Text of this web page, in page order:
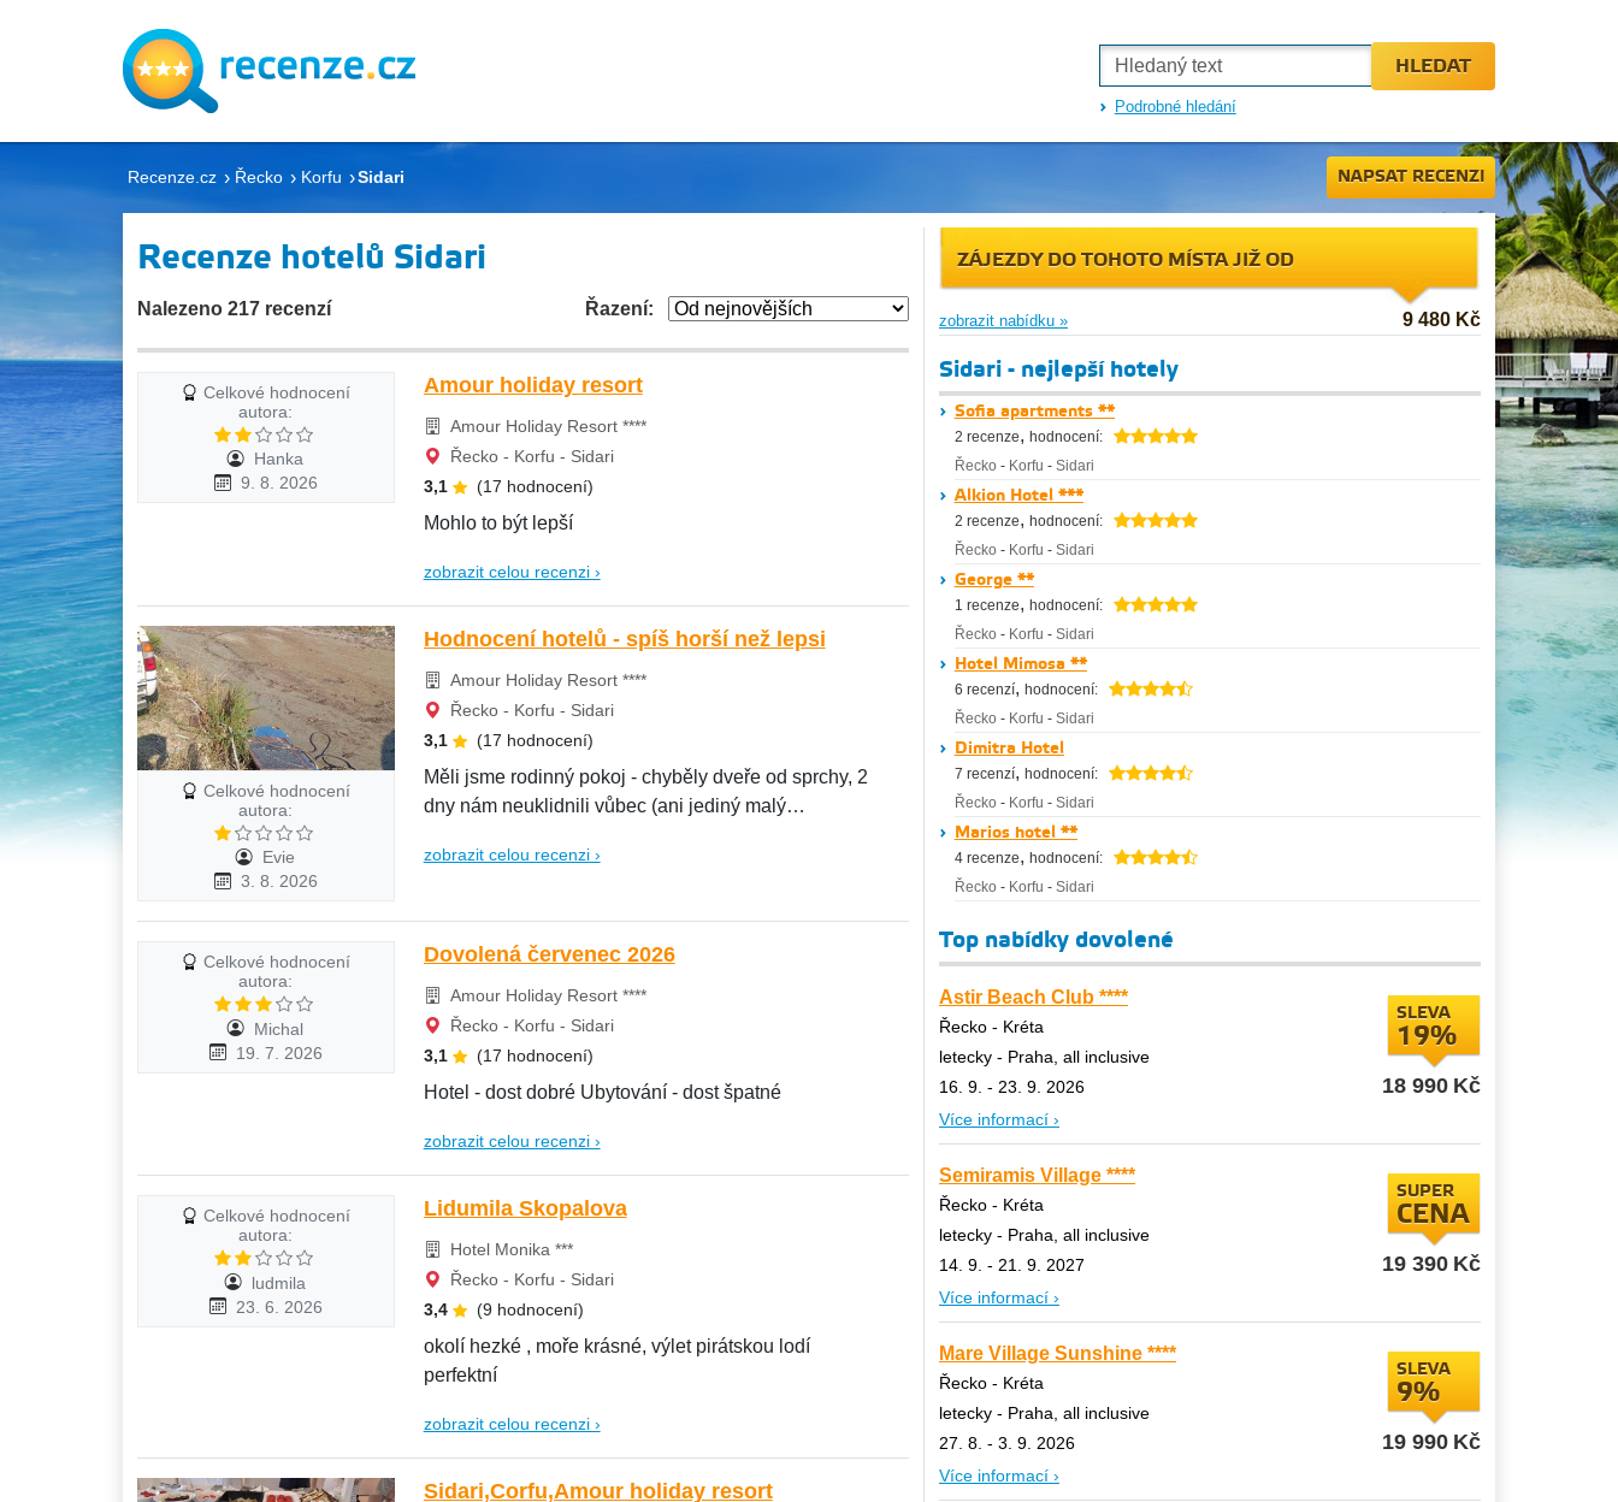
HLEDAT
Podrobné hledání
Recenze.cz Řecko Korfu Sidari NAPSAT RECENZI
Recenze hotelů Sidari
Nalezeno 217 recenzí Řazení:
Celkové hodnocení
autora:
Hanka
9. 8. 2026
Amour holiday resort
Amour Holiday Resort ****
Řecko - Korfu - Sidari
3,1
(17 hodnocení)
Mohlo to být lepší
zobrazit celou recenzi ›
Celkové hodnocení
autora:
Evie
3. 8. 2026
Hodnocení hotelů - spíš horší než lepsi
Amour Holiday Resort ****
Řecko - Korfu - Sidari
3,1
(17 hodnocení)
Měli jsme rodinný pokoj - chyběly dveře od sprchy, 2
dny nám neuklidnili vůbec (ani jediný malý
zobrazit celou recenzi ›
Celkové hodnocení
autora:
Michal
19. 7. 2026
Dovolená červenec 2026
Amour Holiday Resort ****
Řecko - Korfu - Sidari
3,1
(17 hodnocení)
Hotel - dost dobré Ubytování - dost špatné
zobrazit celou recenzi ›
Celkové hodnocení
autora:
ludmila
23. 6. 2026
Lidumila Skopalova
Hotel Monika ***
Řecko - Korfu - Sidari
3,4
(9 hodnocení)
okolí hezké , moře krásné, výlet pirátskou lodí
perfektní
zobrazit celou recenzi ›
Sidari,Corfu,Amour holiday resort
ZÁJEZDY DO TOHOTO MÍSTA JIŽ OD
zobrazit nabídku » 9 480 Kč
Sidari - nejlepší hotely
Sofia apartments **
2 recenze, hodnocení:
Řecko - Korfu - Sidari
Alkion Hotel ***
2 recenze, hodnocení:
Řecko - Korfu - Sidari
George **
1 recenze, hodnocení:
Řecko - Korfu - Sidari
Hotel Mimosa **
6 recenzí, hodnocení:
Řecko - Korfu - Sidari
Dimitra Hotel
7 recenzí, hodnocení:
Řecko - Korfu - Sidari
Marios hotel **
4 recenze, hodnocení:
Řecko - Korfu - Sidari
Top nabídky dovolené
Astir Beach Club ****
Řecko - Kréta
letecky - Praha, all inclusive
16. 9. - 23. 9. 2026
Více informací ›
SLEVA
19%
18 990 Kč
Semiramis Village ****
Řecko - Kréta
letecky - Praha, all inclusive
14. 9. - 21. 9. 2027
Více informací ›
SUPER
CENA
19 390 Kč
Mare Village Sunshine ****
Řecko - Kréta
letecky - Praha, all inclusive
27. 8. - 3. 9. 2026
Více informací ›
SLEVA
9%
19 990 Kč